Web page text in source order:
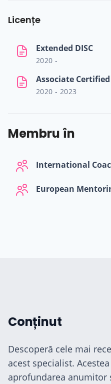
te
Licențe
Extended DISC
2020 -
Associate Certified
2020 - 2023
Membru în
International
Conținut
Descoperă cele mai
acest specialist.
aprofundarea anumitor